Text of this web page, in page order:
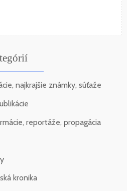
najkrajšie známky, súťaže
reportáže, propagácia
kronika